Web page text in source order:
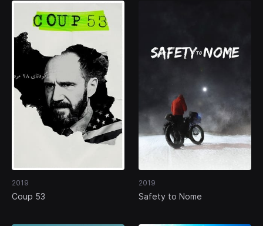
2019
Coup 53
2019
Safety to Nome